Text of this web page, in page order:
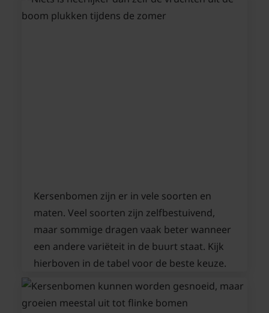
Kersenbomen zijn er in vele soorten en
maten. Veel soorten zijn zelfbestuivend,
maar sommige dragen vaak beter wanneer
een andere variëteit in de buurt staat. Kijk
hierboven in de tabel voor de beste keuze.